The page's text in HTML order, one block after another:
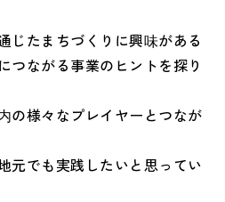
じたまちづくりに興味がある
つながる事業のヒントを探り
の様々なプレイヤーとつなが
元でも実践したいと思ってい